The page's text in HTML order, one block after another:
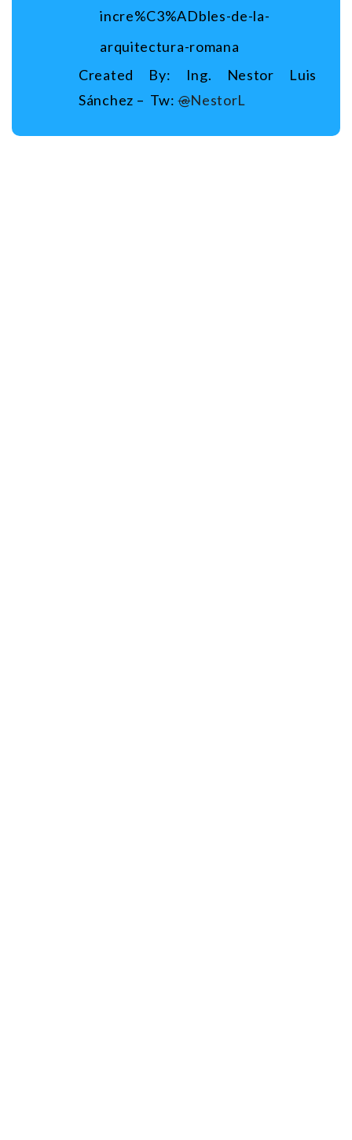
incre%C3%ADbles-de-la-
arquitectura-romana
Created By: Ing. Nestor Luis
Sánchez – Tw:@NestorL